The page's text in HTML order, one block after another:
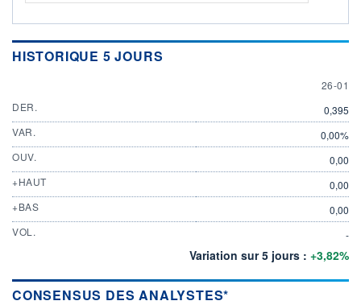
HISTORIQUE 5 JOURS
26
26-01
DER.
0,395
VAR.
0,00%
OUV.
0,00
+HAUT
0,00
+BAS
0,00
VOL.
-
Variation sur 5 jours : +3,82%
CONSENSUS DES ANALYSTES*